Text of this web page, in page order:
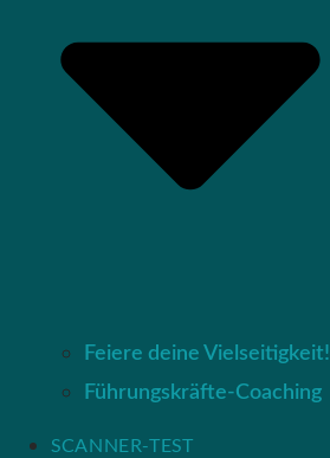
Feiere deine Vielseitigkeit!
Führungskräfte-Coaching
SCANNER-TEST